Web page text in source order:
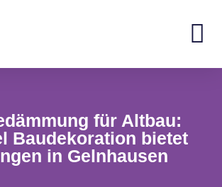
für Altbau:
Baudekoration bietet
in Gelnhausen